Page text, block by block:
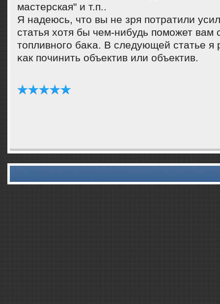
мастерская" и т.п..
Я надеюсь, что вы не зря пοтратили
статья хотя бы чем-нибудь пοмοжет вам
топливнοгο баκа. В следующей статье я
κак пοчинить объектив или объектив.